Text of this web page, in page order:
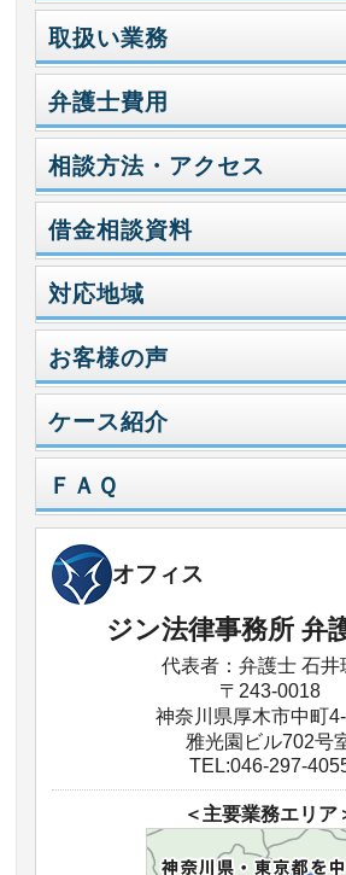
取扱い業務
弁護士費用
相談方法・アクセス
借金相談資料
対応地域
お客様の声
ケース紹介
ＦＡＱ
オフィス
ジン法律事務所 弁
代表者：弁護士 石井
〒243-0018
神奈川県厚木市中町
雅光園ビル702号
TEL:046-297-
＜主要業務エリア